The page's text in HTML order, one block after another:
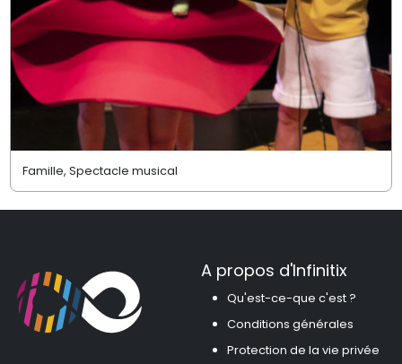
Famille, Spectacle musical
A propos d'Infinitix
Qu'est-ce-que c'est ?
Conditions générales
Protection de la vie privée